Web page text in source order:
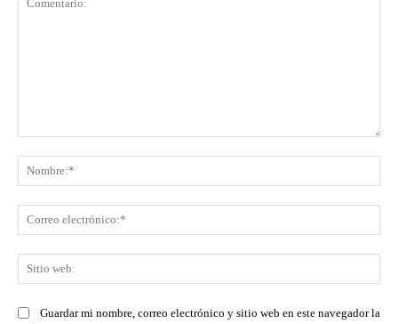
Guardar mi nombre, correo electrónico y sitio web en este navegador la